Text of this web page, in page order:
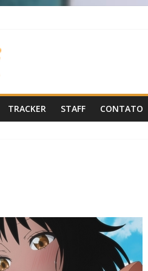
TRACKER STAFF CONTATO